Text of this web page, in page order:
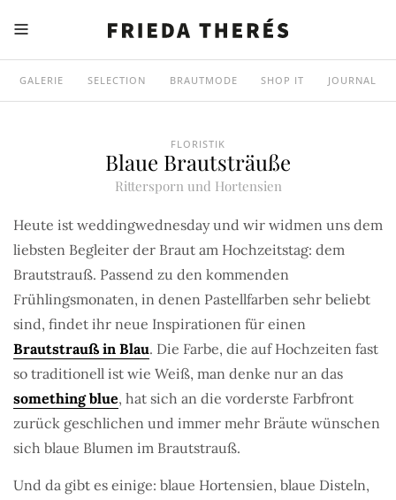
GALERIE SELECTION BRAUTMODE SHOP IT JOURNAL
FLORISTIK
Blaue Brautsträuße
Rittersporn und Hortensien
Heute ist weddingwednesday und wir widmen uns dem
liebsten Begleiter der Braut am Hochzeitstag: dem
Brautstrauß. Passend zu den kommenden
Frühlingsmonaten, in denen Pastellfarben sehr beliebt
sind, findet ihr neue Inspirationen für einen
Brautstrauß in Blau. Die Farbe, die auf Hochzeiten fast
so traditionell ist wie Weiß, man denke nur an das
something blue, hat sich an die vorderste Farbfront
zurück geschlichen und immer mehr Bräute wünschen
sich blaue Blumen im Brautstrauß.
Und da gibt es einige: blaue Hortensien, blaue Disteln,